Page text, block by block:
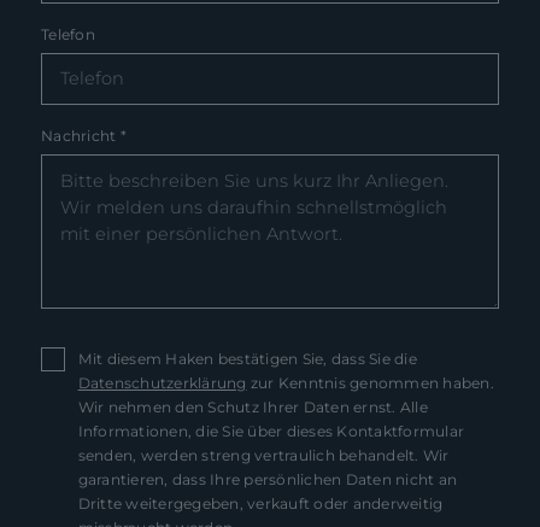
Telefon
Nachricht *
Mit diesem Haken bestätigen Sie, dass Sie die
Datenschutzerklärung zur Kenntnis genommen haben.
Wir nehmen den Schutz Ihrer Daten ernst. Alle
Informationen, die Sie über dieses Kontaktformular
senden, werden streng vertraulich behandelt. Wir
garantieren, dass Ihre persönlichen Daten nicht an
Dritte weitergegeben, verkauft oder anderweitig